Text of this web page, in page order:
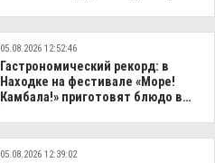
05.08.2026 12:52:46
Гастрономический рекорд: в
Находке на фестивале «Море!
Камбала!» приготовят блюдо в
05.08.2026 12:39:02